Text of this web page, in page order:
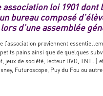
association loi 1901
bureau composé
d’une assemblée
l’association proviennent
pains ainsi que de quelques
jeux de société, lecteur DVD,
Futuroscope, Puy du Fou ou